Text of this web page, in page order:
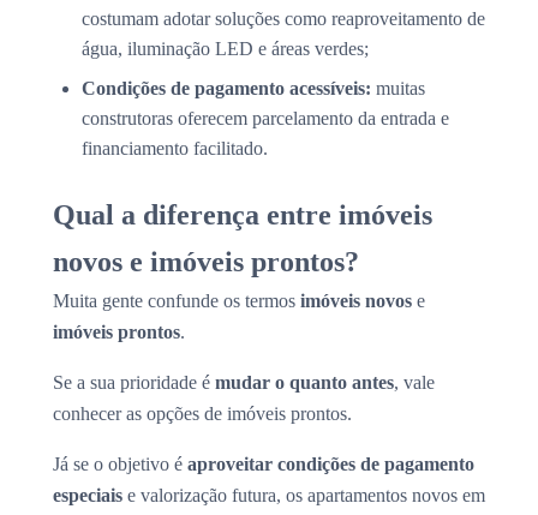
costumam adotar soluções como reaproveitamento de
água, iluminação LED e áreas verdes;
Condições de pagamento acessíveis: muitas
construtoras oferecem parcelamento da entrada e
financiamento facilitado.
Qual a diferença entre imóveis
novos e imóveis prontos?
Muita gente confunde os termos imóveis novos e
imóveis prontos.
Se a sua prioridade é mudar o quanto antes, vale
conhecer as opções de imóveis prontos.
Já se o objetivo é aproveitar condições de pagamento
especiais e valorização futura, os apartamentos novos em